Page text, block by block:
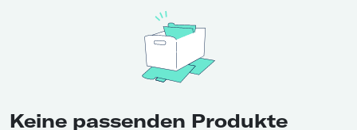
Keine passenden Produkte